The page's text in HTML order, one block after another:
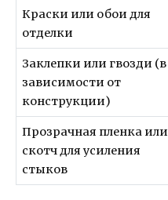
Краски или обои для
отделки
Заклепки или гвозди (в
зависимости от
конструкции)
Прозрачная пленка или
скотч для усиления
стыков